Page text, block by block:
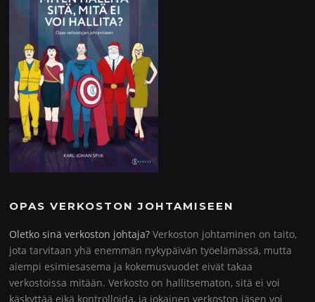
OPAS VERKOSTON JOHTAMISEEN
Oletko sinä verkoston johtaja? Verkoston johtaminen on taito,
jota tarvitaan yhä enemmän nykypäivän työelämässä, mutta
aiempi esimiesasema ja kokemusvuodet eivät takaa
verkostoissa mitään. Verkosto on hallitsematon, sitä ei voi
käskyttää eikä kontrolloida, ja jokainen verkoston jäsen voi